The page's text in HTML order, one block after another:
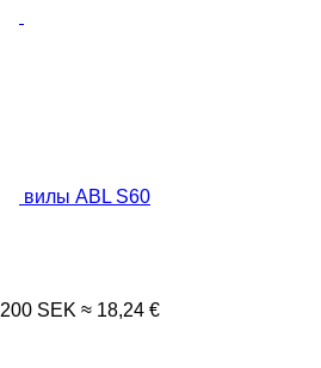
вилы ABL S60
200 SEK ≈ 18,24 €